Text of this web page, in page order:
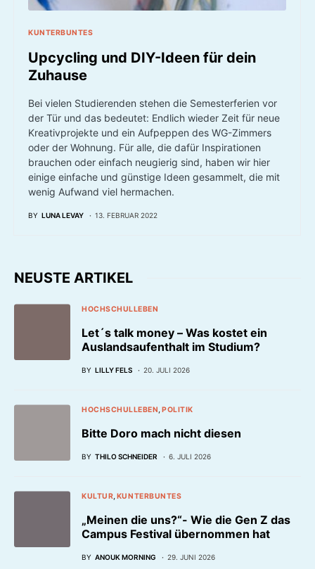
KUNTERBUNTES
Upcycling und DIY-Ideen für dein
Zuhause
Bei vielen Studierenden stehen die Semesterferien vor
der Tür und das bedeutet: Endlich wieder Zeit für neue
Kreativprojekte und ein Aufpeppen des WG-Zimmers
oder der Wohnung. Für alle, die dafür Inspirationen
brauchen oder einfach neugierig sind, haben wir hier
einige einfache und günstige Ideen gesammelt, die mit
wenig Aufwand viel hermachen.
BY LUNA LEVAY 13. FEBRUAR 2022
NEUSTE ARTIKEL
HOCHSCHULLEBEN
Let´s talk money – Was kostet ein
Auslandsaufenthalt im Studium?
BY LILLY FELS 20. JULI 2026
HOCHSCHULLEBEN POLITIK
Bitte Doro mach nicht diesen
BY THILO SCHNEIDER 6. JULI 2026
KULTUR KUNTERBUNTES
„Meinen die uns?“- Wie die Gen Z das
Campus Festival übernommen hat
BY ANOUK MORNING 29. JUNI 2026